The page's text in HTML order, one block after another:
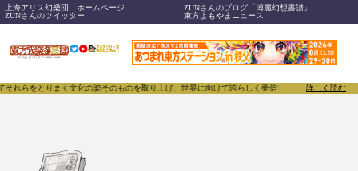
上海アリス幻樂団 ホームページ
ZUNさんのブログ「博麗幻想書譜」
ZUNさんのツイッター
東方よもやまニュース
文化の姿そのものを取り上げ、世界に向けて誇らしく発信することで、東方Projectのみなら
詳しく読む